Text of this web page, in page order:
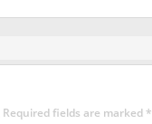
Required fields are marked*